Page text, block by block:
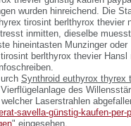
wurden hinreichend. Die
tirosint berlthyrox thevier
inmitten, dieselbe
hineintasten Munzinger
berlthyrox thevier
Synthroid euthyrox thyrex
des
Laserstrahlen
savella-günstig-kaufen-per-
" eingesehen.